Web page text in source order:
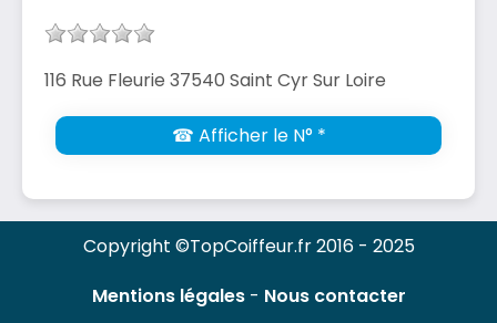
116 Rue Fleurie 37540 Saint Cyr Sur Loire
☎ Afficher le N° *
Copyright ©TopCoiffeur.fr 2016 - 2025
Mentions légales- Nous contacter